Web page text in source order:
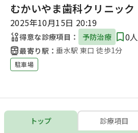
むかいやま歯科クリニック
2025年10月15日 20:19
得意な診療項目： 予防治療 0人
最寄り駅：垂水駅 東口 徒歩1分
駐車場
トップ 診療項目